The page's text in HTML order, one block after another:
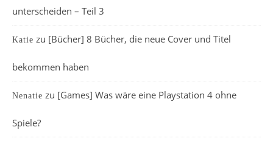
unterscheiden – Teil 3
Katie zu [Bücher] 8 Bücher, die neue Cover und Titel
bekommen haben
Nenatie zu [Games] Was wäre eine Playstation 4 ohne
Spiele?